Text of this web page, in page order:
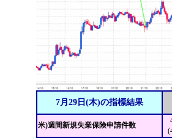
7月29日(木)の指標結果
米)週間新規失業保険申請件数